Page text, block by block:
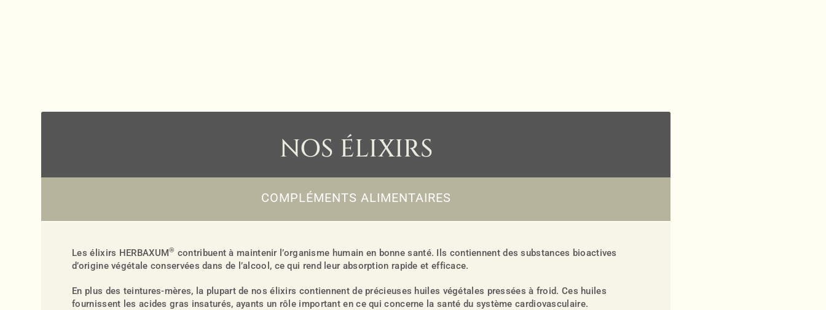
NOS ÉLIXIRS
COMPLÉMENTS ALIMENTAIRES
Les élixirs HERBAXUM® contribuent à maintenir l’organisme humain en bonne santé. Ils contiennent des substances bioactives
d’origine végétale conservées dans de l’alcool, ce qui rend leur absorption rapide et efficace.
En plus des teintures-mères, la plupart de nos élixirs contiennent de précieuses huiles végétales pressées à froid. Ces huiles
fournissent les acides gras insaturés, ayants un rôle important en ce qui concerne la santé du système cardiovasculaire.